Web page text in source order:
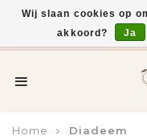
Voor 15:00
Home Diadeem
Wij slaan cookies op
akkoord?
Ja